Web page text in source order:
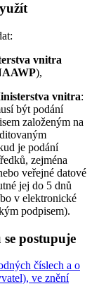
vnitra
),
vnitra:
být podání
založeným na
je podání
zejména
veřejné datové
jej do 5 dnů
v elektronické
podpisem).
postupuje
číslech a o
ve znění